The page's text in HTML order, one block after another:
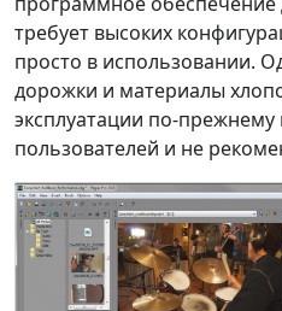
требует высоких
просто в использовании.
дорожки и материалы
эксплуатации по-
пользователей и не
日本
Deutsche
Norsk
Dansk
русский
हिंदी